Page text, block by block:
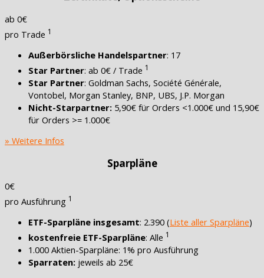
ab 0€
pro Trade 1
Außerbörsliche Handelspartner: 17
Star Partner: ab 0€ / Trade 1
Star Partner: Goldman Sachs, Société Générale,
Vontobel, Morgan Stanley, BNP, UBS, J.P. Morgan
Nicht-Starpartner: 5,90€ für Orders <1.000€ und 15,90€
für Orders >= 1.000€
» Weitere Infos
Sparpläne
0€
pro Ausführung 1
ETF-Sparpläne insgesamt: 2.390 (Liste aller Sparpläne)
kostenfreie ETF-Sparpläne: Alle 1
1.000 Aktien-Sparpläne: 1% pro Ausführung
Sparraten: jeweils ab 25€